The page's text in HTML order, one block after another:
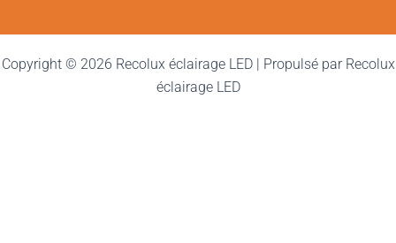
Copyright © 2026 Recolux éclairage LED | Propulsé par Recolux
éclairage LED